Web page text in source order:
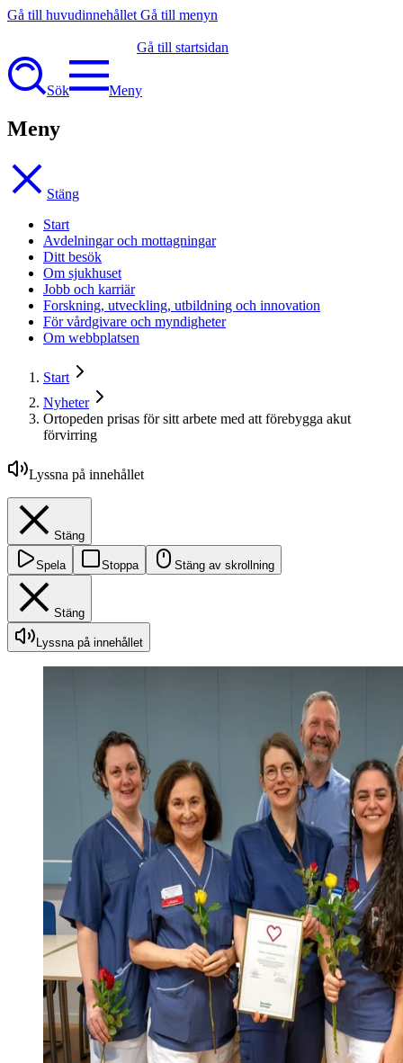
Gå till huvudinnehållet Gå till menyn
Gå till startsidan
Sök Meny
Meny
Stäng
Start
Avdelningar och mottagningar
Ditt besök
Om sjukhuset
Jobb och karriär
Forskning, utveckling, utbildning och innovation
För vårdgivare och myndigheter
Om webbplatsen
Start
Nyheter
Ortopeden prisas för sitt arbete med att förebygga akut
förvirring
Lyssna på innehållet
Stäng
Spela Stoppa Stäng av skrollning
Stäng
Lyssna på innehållet